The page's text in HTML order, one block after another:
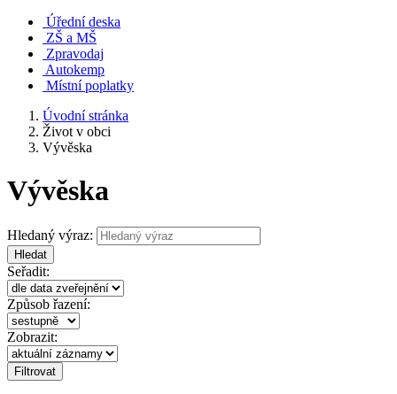
Úřední deska
ZŠ a MŠ
Zpravodaj
Autokemp
Místní poplatky
Úvodní stránka
Život v obci
Vývěska
Vývěska
Hledaný výraz:
Hledat
Seřadit:
Způsob řazení:
Zobrazit: